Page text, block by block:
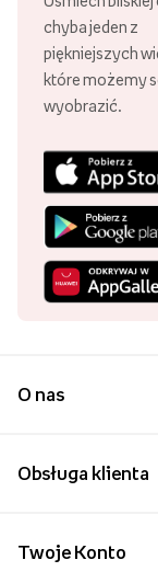
Uśmiech bliskiej
chyba jeden z
piękniejszych
które możemy